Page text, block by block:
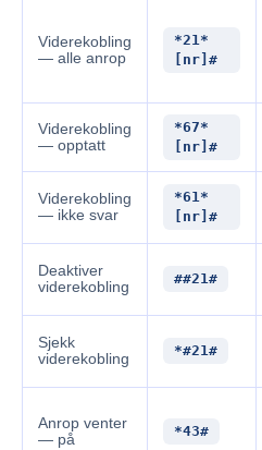
Viderekobling
— alle anrop
*21*
[nr]#
Viderekobling
— opptatt
*67*
[nr]#
Viderekobling
— ikke svar
*61*
[nr]#
Deaktiver
viderekobling
##21#
Sjekk
viderekobling
*#21#
Anrop venter
— på
*43#